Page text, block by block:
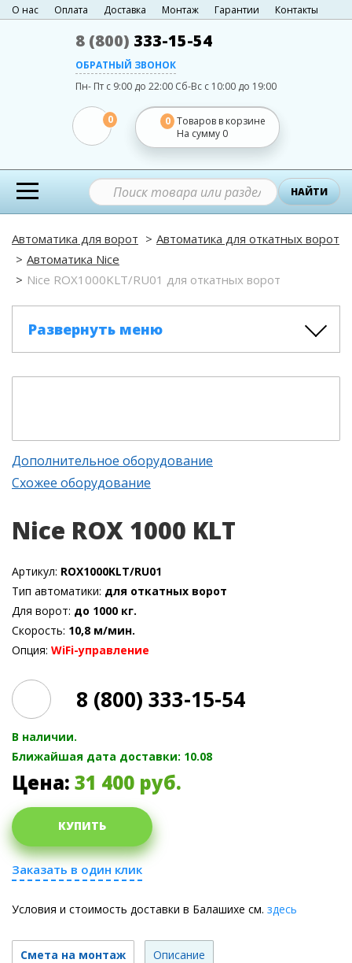
О нас Оплата Доставка Монтаж Гарантии Контакты
8 (800) 333-15-54
ОБРАТНЫЙ ЗВОНОК
Пн- Пт с 9:00 до 22:00 Сб-Вс с 10:00 до 19:00
0 0 Товаров в корзине
На сумму 0
НАЙТИ
Автоматика для ворот
Автоматика для откатных ворот
Автоматика Nice
Nice ROX1000KLT/RU01 для откатных ворот
Развернуть меню
Дополнительное оборудование
Схожее оборудование
Nice ROX 1000 KLT
Артикул: ROX1000KLT/RU01
Тип автоматики: для откатных ворот
Для ворот: до 1000 кг.
Скорость: 10,8 м/мин.
Опция: WiFi-управление
8 (800) 333-15-54
В наличии.
Ближайшая дата доставки: 10.08
Цена: 31 400 руб.
КУПИТЬ
Заказать в один клик
Условия и стоимость доставки в Балашихе см. здесь
Смета на монтаж Описание